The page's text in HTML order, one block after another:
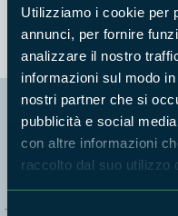
Utilizziamo i cookie per
annunci, per fornire
analizzare il nostro
informazioni sul modo
nostri partner che si
pubblicità e social
con altre informazioni
raccolto dal suo utilizzo
Nessun risultato
Segui i